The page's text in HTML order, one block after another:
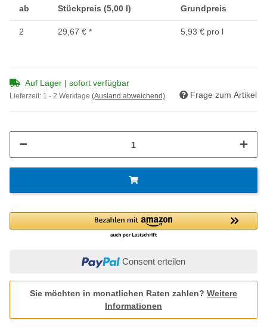
ab Stückpreis (5,00 l) Grundpreis
2 29,67 € * 5,93 € pro l
Auf Lager | sofort verfügbar
Lieferzeit: 1 - 2 Werktage (Ausland abweichend) Frage zum Artikel
Consent erteilen
Sie möchten in monatlichen Raten zahlen? Weitere
Informationen